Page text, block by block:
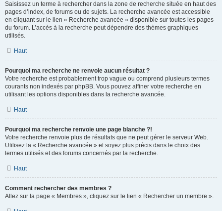
Saisissez un terme à rechercher dans la zone de recherche située en haut des
pages d’index, de forums ou de sujets. La recherche avancée est accessible
en cliquant sur le lien « Recherche avancée » disponible sur toutes les pages
du forum. L’accès à la recherche peut dépendre des thèmes graphiques
utilisés.
Haut
Pourquoi ma recherche ne renvoie aucun résultat ?
Votre recherche est probablement trop vague ou comprend plusieurs termes
courants non indexés par phpBB. Vous pouvez affiner votre recherche en
utilisant les options disponibles dans la recherche avancée.
Haut
Pourquoi ma recherche renvoie une page blanche ?!
Votre recherche renvoie plus de résultats que ne peut gérer le serveur Web.
Utilisez la « Recherche avancée » et soyez plus précis dans le choix des
termes utilisés et des forums concernés par la recherche.
Haut
Comment rechercher des membres ?
Allez sur la page « Membres », cliquez sur le lien « Rechercher un membre ».